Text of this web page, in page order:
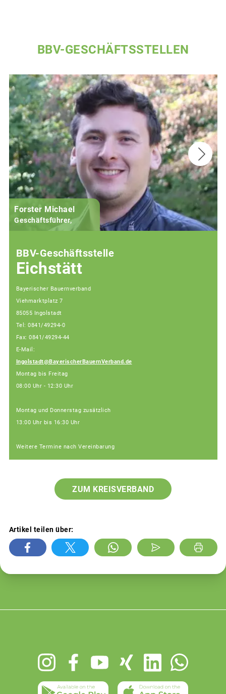
BBV-GESCHÄFTSSTELLEN
Forster Michael
Geschäftsführer,
BBV-Geschäftsstelle
Eichstätt
Bayerischer Bauernverband
Viehmarktplatz 7
85055 Ingolstadt
Tel: 0841/49294-0
Fax: 0841/49294-44
E-Mail:
Ingolstadt@BayerischerBauernVerband.de
Montag bis Freitag
08:00 Uhr - 12:30 Uhr
Montag und Donnerstag zusätzlich
13:00 Uhr bis 16:30 Uhr
Weitere Termine nach Vereinbarung
ZUM KREISVERBAND
Artikel teilen über: